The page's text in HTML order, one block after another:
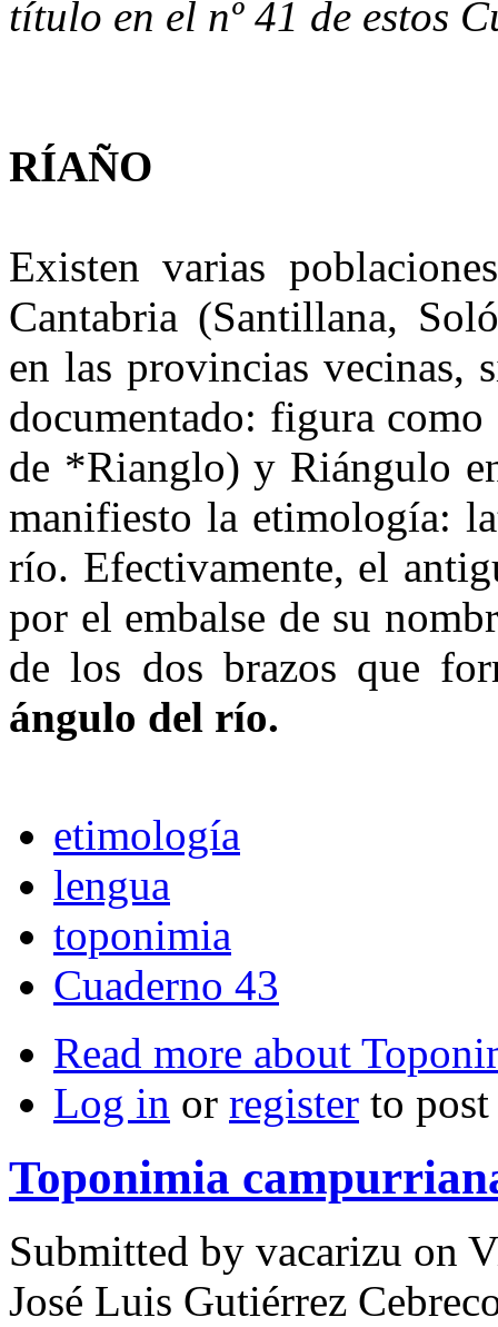
título en el nº 41 de estos
RÍAÑO
Existen varias
Cantabria (Santillana,
en las provincias vecinas,
documentado: figura
de *Rianglo) y Riángulo
manifiesto la etimología:
río. Efectivamente, el
por el embalse de su
de los dos brazos que
ángulo del río.
etimología
lengua
toponimia
Cuaderno 43
Read more about
Log in or register to
Toponimia
Submitted by vacarizu on
José Luis Gutiérrez